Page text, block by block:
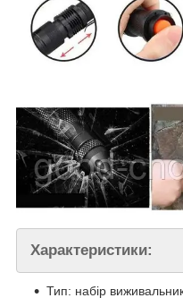
Характеристики:
Тип: набір